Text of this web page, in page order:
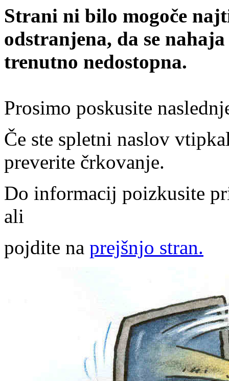
Strani ni bilo mogoče
odstranjena, da se
trenutno nedostopna.
Prosimo poskusite
Če ste spletni naslov
preverite črkovanje.
Do informacij poizkusite
ali
pojdite na prejšnjo stran.